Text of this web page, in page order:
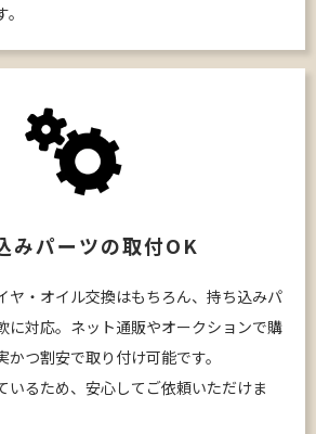
みパーツの取付OK
ヤ・オイル交換はもちろん、持ち込みパ
に対応。ネット通販やオークションで購
つ割安で取り付け可能です。
いるため、安心してご依頼いただけま